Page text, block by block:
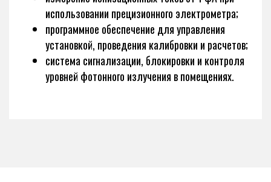
использовании прецизионного электрометра;
программное обеспечение для управления
установкой, проведения калибровки и расчетов;
система сигнализации, блокировки и контроля
уровней фотонного излучения в помещениях.